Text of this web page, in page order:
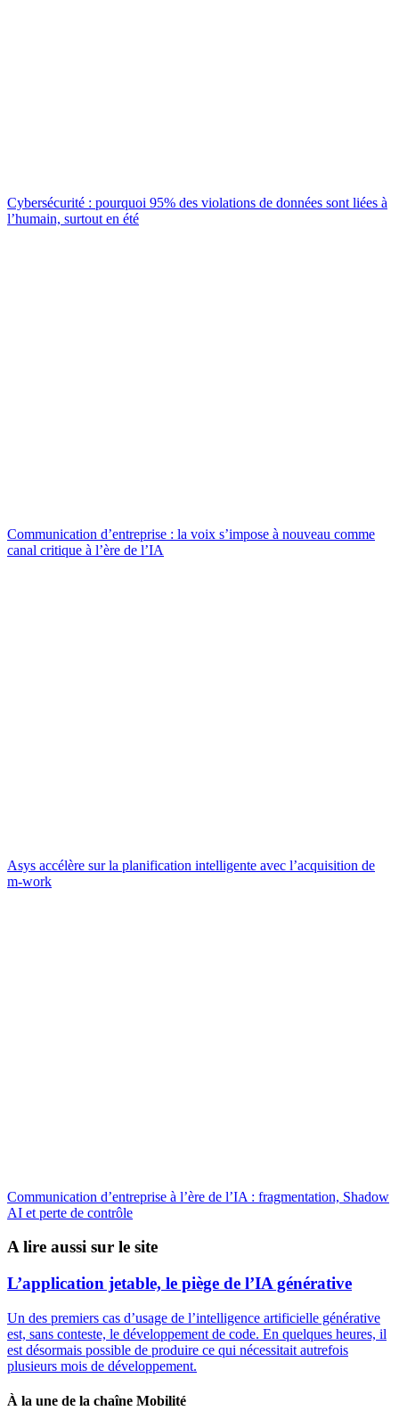
Cybersécurité : pourquoi 95% des violations de données sont liées à
l’humain, surtout en été
Communication d’entreprise : la voix s’impose à nouveau comme
canal critique à l’ère de l’IA
Asys accélère sur la planification intelligente avec l’acquisition de
m-work
Communication d’entreprise à l’ère de l’IA : fragmentation, Shadow
AI et perte de contrôle
A lire aussi sur le site
L’application jetable, le piège de l’IA générative
Un des premiers cas d’usage de l’intelligence artificielle générative
est, sans conteste, le développement de code. En quelques heures, il
est désormais possible de produire ce qui nécessitait autrefois
plusieurs mois de développement.
À la une de la chaîne Mobilité